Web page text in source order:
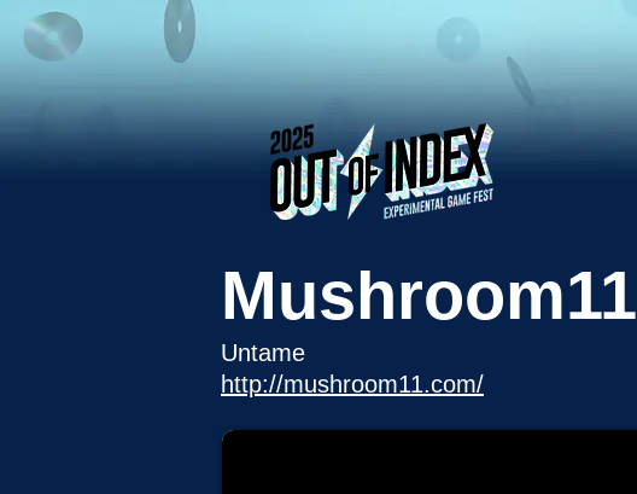
Mushroom11
Untame
http://mushroom11.com/